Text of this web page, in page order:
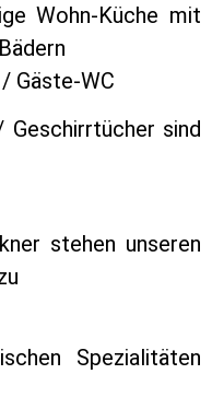
Wohn-Küche mit
Gäste-WC
sind
stehen unseren
Spezialitäten